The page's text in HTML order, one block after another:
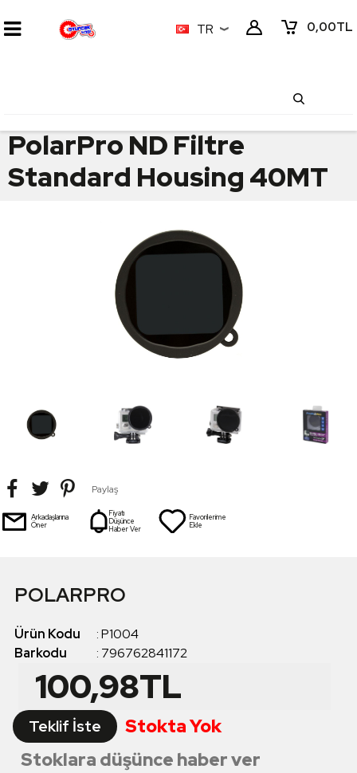
0,00TL
TR
PolarPro ND Filtre
Standard Housing 40MT
Paylaş
Arkadaşlarına
Öner
Fiyatı
Düşünce
Haber Ver
Favorilerime
Ekle
POLARPRO
Ürün Kodu :P1004
Barkodu
: 796762841172
100,98TL
Teklif İste
Stokta Yok
Stoklara düşünce haber ver